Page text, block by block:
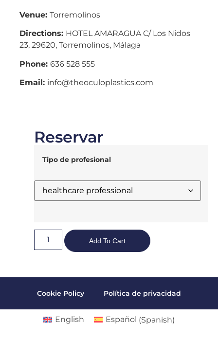
Venue: Torremolinos
Directions: HOTEL AMARAGUA C/ Los Nidos
23, 29620, Torremolinos, Málaga
Phone: 636 528 555
Email: info@theoculoplastics.com
Reservar
Tipo de profesional
Add To Cart
Cookie Policy Política de privacidad
English Español (Spanish)